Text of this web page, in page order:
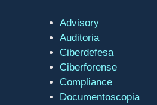
Advisory
Auditoria
Ciberdefesa
Ciberforense
Compliance
Documentoscopia